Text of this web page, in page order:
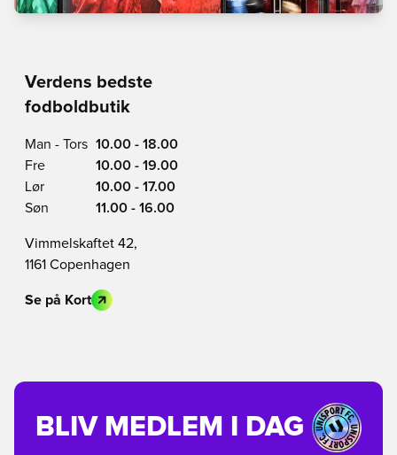
Verdens bedste
fodboldbutik
Man - Tors 10.00 - 18.00
Fre
10.00 - 19.00
Lør
10.00 - 17.00
Søn
11.00 - 16.00
Vimmelskaftet 42,
1161 Copenhagen
Se på Kort
BLIV MEDLEM I DAG